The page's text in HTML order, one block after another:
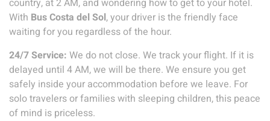
country, at 2 AM, and wondering how to get to your hotel.
With Bus Costa del Sol, your driver is the friendly face
waiting for you regardless of the hour.
24/7 Service: We do not close. We track your flight. If it is
delayed until 4 AM, we will be there. We ensure you get
safely inside your accommodation before we leave. For
solo travelers or families with sleeping children, this peace
of mind is priceless.